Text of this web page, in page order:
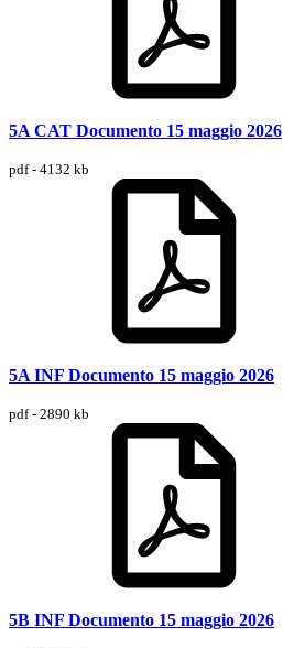
5A CAT Documento 15 maggio 2026
pdf - 4132 kb
5A INF Documento 15 maggio 2026
pdf - 2890 kb
5B INF Documento 15 maggio 2026